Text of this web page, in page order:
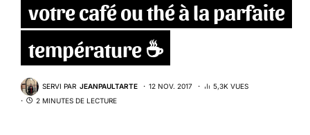
votre café ou thé à la parfaite
température ☕️
SERVI PAR JEANPAULTARTE 12 NOV. 2017
5,3K VUES
2 MINUTES DE LECTURE